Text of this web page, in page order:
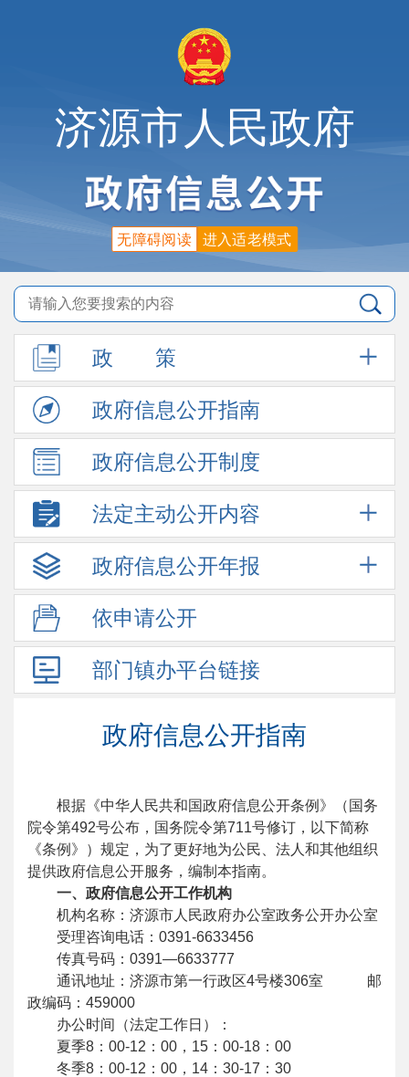
济源市人民政府
进入适老模式
无障碍阅读
政 策
政府信息公开指南
政府信息公开制度
法定主动公开内容
政府信息公开年报
依申请公开
部门镇办平台链接
政府信息公开指南
根据《中华人民共和国政府信息公开条例》（国务
院令第492号公布，国务院令第711号修订，以下简称
《条例》）规定，为了更好地为公民、法人和其他组织
提供政府信息公开服务，编制本指南。
一、政府信息公开工作机构
机构名称：济源市人民政府办公室政务公开办公室
受理咨询电话：0391-6633456
传真号码：0391—6633777
通讯地址：济源市第一行政区4号楼306室 邮
政编码：459000
办公时间（法定工作日）：
夏季8：00-12：00，15：00-18：00
冬季8：00-12：00，14：30-17：30